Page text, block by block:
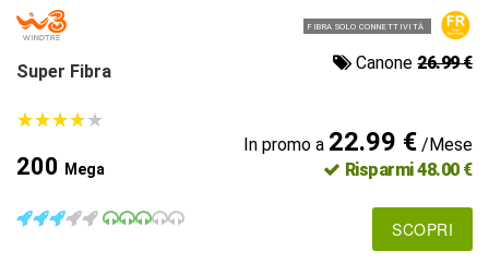
FIBRA SOLO CONNETTIVITÀ
Super Fibra Canone26.99 €
★★★★★
★★★★★
200 Mega
In promo a 22.99 €/Mese
Risparmi 48.00 €
SCOPRI